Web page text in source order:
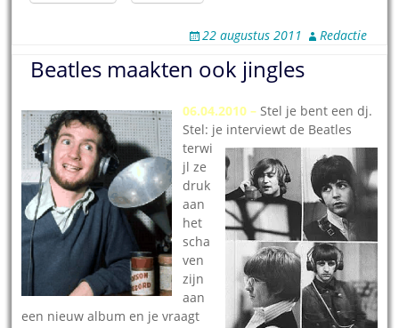
22 augustus 2011 Redactie
Beatles maakten ook jingles
06.04.2010 – Stel je bent een dj.
Stel: je interviewt de Beatles
terwi
jl ze
druk
aan
het
scha
ven
zijn
aan
een nieuw album en je vraagt